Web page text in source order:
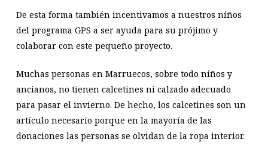
De esta forma también incentivamos a nuestros niños
del programa GPS a ser ayuda para su prójimo y
colaborar con este pequeño proyecto.
Muchas personas en Marruecos, sobre todo niños y
ancianos, no tienen calcetines ni calzado adecuado
para pasar el invierno. De hecho, los calcetines son un
artículo necesario porque en la mayoría de las
donaciones las personas se olvidan de la ropa interior.